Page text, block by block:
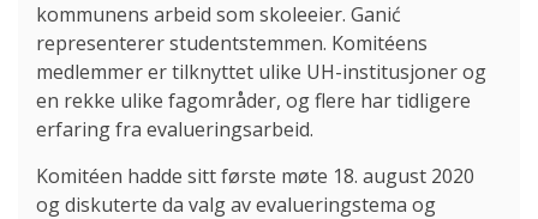
kommunens arbeid som skoleeier. Ganić
representerer studentstemmen. Komitéens
medlemmer er tilknyttet ulike UH-institusjoner og
en rekke ulike fagområder, og flere har tidligere
erfaring fra evalueringsarbeid.
Komitéen hadde sitt første møte 18. august 2020
og diskuterte da valg av evalueringstema og